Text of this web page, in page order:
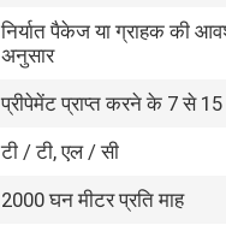
निर्यात पैकेज या ग्राहक की
अनुसार
प्रीपेमेंट प्राप्त करने के 7 से 15
टी / टी, एल / सी
2000 घन मीटर प्रति माह